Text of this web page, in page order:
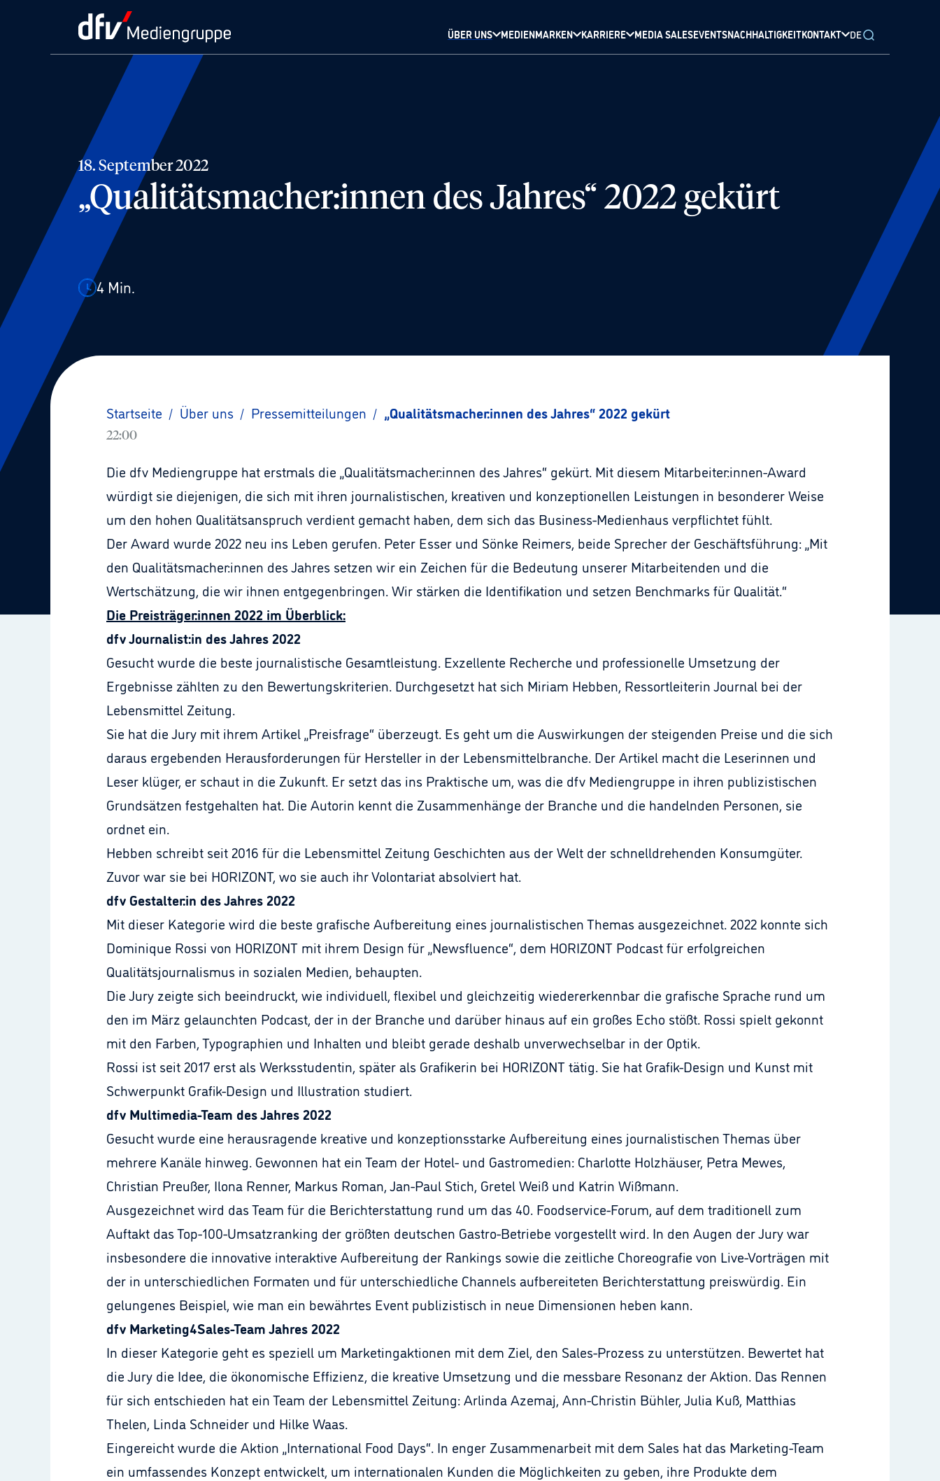
ÜBER UNS MEDIENMARKEN KARRIERE MEDIA SALESEVENTSNACHHALTIGKEITKONTAKT DE
18. September 2022
„Qualitätsmacher:innen des Jahres“ 2022 gekürt
4 Min.
Startseite / Über uns / Pressemitteilungen / „Qualitätsmacher:innen des Jahres“ 2022 gekürt
22:00
Die dfv Mediengruppe hat erstmals die „Qualitätsmacher:innen des Jahres“ gekürt. Mit diesem Mitarbeiter:innen-Award
würdigt sie diejenigen, die sich mit ihren journalistischen, kreativen und konzeptionellen Leistungen in besonderer Weise
um den hohen Qualitätsanspruch verdient gemacht haben, dem sich das Business-Medienhaus verpflichtet fühlt.
Der Award wurde 2022 neu ins Leben gerufen. Peter Esser und Sönke Reimers, beide Sprecher der Geschäftsführung: „Mit
den Qualitätsmacher:innen des Jahres setzen wir ein Zeichen für die Bedeutung unserer Mitarbeitenden und die
Wertschätzung, die wir ihnen entgegenbringen. Wir stärken die Identifikation und setzen Benchmarks für Qualität.“
Die Preisträger:innen 2022 im Überblick:
dfv Journalist:in des Jahres 2022
Gesucht wurde die beste journalistische Gesamtleistung. Exzellente Recherche und professionelle Umsetzung der
Ergebnisse zählten zu den Bewertungskriterien. Durchgesetzt hat sich Miriam Hebben, Ressortleiterin Journal bei der
Lebensmittel Zeitung.
Sie hat die Jury mit ihrem Artikel „Preisfrage“ überzeugt. Es geht um die Auswirkungen der steigenden Preise und die sich
daraus ergebenden Herausforderungen für Hersteller in der Lebensmittelbranche. Der Artikel macht die Leserinnen und
Leser klüger, er schaut in die Zukunft. Er setzt das ins Praktische um, was die dfv Mediengruppe in ihren publizistischen
Grundsätzen festgehalten hat. Die Autorin kennt die Zusammenhänge der Branche und die handelnden Personen, sie
ordnet ein.
Hebben schreibt seit 2016 für die Lebensmittel Zeitung Geschichten aus der Welt der schnelldrehenden Konsumgüter.
Zuvor war sie bei HORIZONT, wo sie auch ihr Volontariat absolviert hat.
dfv Gestalter:in des Jahres 2022
Mit dieser Kategorie wird die beste grafische Aufbereitung eines journalistischen Themas ausgezeichnet. 2022 konnte sich
Dominique Rossi von HORIZONT mit ihrem Design für „Newsfluence“, dem HORIZONT Podcast für erfolgreichen
Qualitätsjournalismus in sozialen Medien, behaupten.
Die Jury zeigte sich beeindruckt, wie individuell, flexibel und gleichzeitig wiedererkennbar die grafische Sprache rund um
den im März gelaunchten Podcast, der in der Branche und darüber hinaus auf ein großes Echo stößt. Rossi spielt gekonnt
mit den Farben, Typographien und Inhalten und bleibt gerade deshalb unverwechselbar in der Optik.
Rossi ist seit 2017 erst als Werksstudentin, später als Grafikerin bei HORIZONT tätig. Sie hat Grafik-Design und Kunst mit
Schwerpunkt Grafik-Design und Illustration studiert.
dfv Multimedia-Team des Jahres 2022
Gesucht wurde eine herausragende kreative und konzeptionsstarke Aufbereitung eines journalistischen Themas über
mehrere Kanäle hinweg. Gewonnen hat ein Team der Hotel- und Gastromedien: Charlotte Holzhäuser, Petra Mewes,
Christian Preußer, Ilona Renner, Markus Roman, Jan-Paul Stich, Gretel Weiß und Katrin Wißmann.
Ausgezeichnet wird das Team für die Berichterstattung rund um das 40. Foodservice-Forum, auf dem traditionell zum
Auftakt das Top-100-Umsatzranking der größten deutschen Gastro-Betriebe vorgestellt wird. In den Augen der Jury war
insbesondere die innovative interaktive Aufbereitung der Rankings sowie die zeitliche Choreografie von Live-Vorträgen mit
der in unterschiedlichen Formaten und für unterschiedliche Channels aufbereiteten Berichterstattung preiswürdig. Ein
gelungenes Beispiel, wie man ein bewährtes Event publizistisch in neue Dimensionen heben kann.
dfv Marketing4Sales-Team Jahres 2022
In dieser Kategorie geht es speziell um Marketingaktionen mit dem Ziel, den Sales-Prozess zu unterstützen. Bewertet hat
die Jury die Idee, die ökonomische Effizienz, die kreative Umsetzung und die messbare Resonanz der Aktion. Das Rennen
für sich entschieden hat ein Team der Lebensmittel Zeitung: Arlinda Azemaj, Ann-Christin Bühler, Julia Kuß, Matthias
Thelen, Linda Schneider und Hilke Waas.
Eingereicht wurde die Aktion „International Food Days“. In enger Zusammenarbeit mit dem Sales hat das Marketing-Team
ein umfassendes Konzept entwickelt, um internationalen Kunden die Möglichkeiten zu geben, ihre Produkte dem